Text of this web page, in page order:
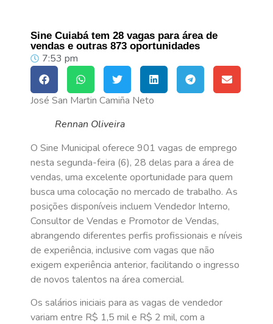
Sine Cuiabá tem 28 vagas para área de
vendas e outras 873 oportunidades
7:53 pm
José San Martin Camiña Neto
Rennan Oliveira
O Sine Municipal oferece 901 vagas de emprego
nesta segunda-feira (6), 28 delas para a área de
vendas, uma excelente oportunidade para quem
busca uma colocação no mercado de trabalho. As
posições disponíveis incluem Vendedor Interno,
Consultor de Vendas e Promotor de Vendas,
abrangendo diferentes perfis profissionais e níveis
de experiência, inclusive com vagas que não
exigem experiência anterior, facilitando o ingresso
de novos talentos na área comercial.
Os salários iniciais para as vagas de vendedor
variam entre R$ 1,5 mil e R$ 2 mil, com a